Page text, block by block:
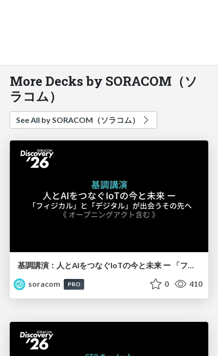
More Decks by SORACOM（ソ
ラコム）
See All by SORACOM（ソラコム）
基調講演：人とAIをつなぐIoTの今と未来 ー 「フィジカル」と「デジタル」が出会うその先へ【SORACOM Discovery 2026】
soracom
PRO 0 410